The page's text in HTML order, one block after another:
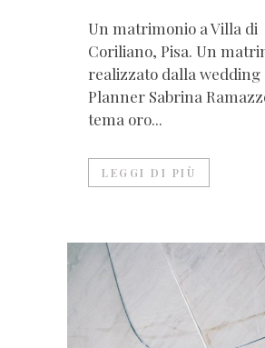
Un matrimonio a Villa di
Coriliano, Pisa. Un
realizzato dalla wedding
Planner Sabrina
tema oro...
LEGGI DI PIÙ